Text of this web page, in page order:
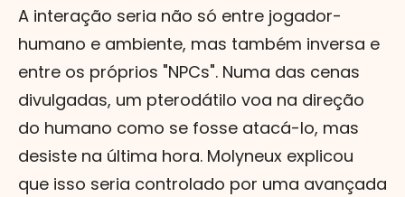
A interação seria não só entre jogador-
humano e ambiente, mas também inversa e
entre os próprios "NPCs". Numa das cenas
divulgadas, um pterodátilo voa na direção
do humano como se fosse atacá-lo, mas
desiste na última hora. Molyneux explicou
que isso seria controlado por uma avançada